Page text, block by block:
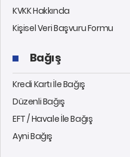
KVKK Hakkında
Kişisel Veri Başvuru Formu
Bağış
Kredi Kartı İle Bağış
Düzenli Bağış
EFT / Havale İle Bağış
Ayni Bağış